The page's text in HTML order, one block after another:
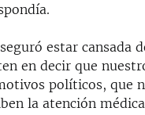
estar cansada
en decir que
políticos, que
la atención